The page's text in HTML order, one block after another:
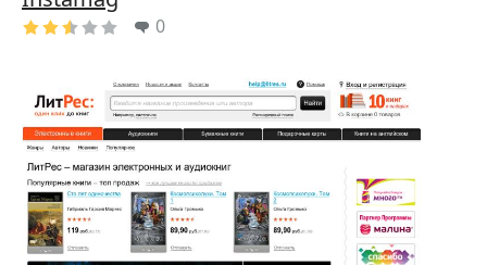
0